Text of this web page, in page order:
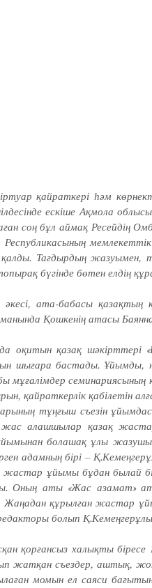
қай­раткері һәм
ескіше Ақмола
соң бұл ай­мақ Ресейдің
Республикасының
Тағдырдың жа­зуымен,
бүгінде бөтен елдің
әкесі, ата-ба­­­басы
Қошкенің атасы
оқитын қазақ шә­кірттері
шығара бастады. Ұйымды,
мұ­ға­­лімдер
қайраткерлік қабілетін
тұңғыш съезін
алаш­шылар қазақ
болашақ ұлы
адамның бірі –
жастар ұйымы бұдан былай
Оның аты «Жас аза­мат»
Жаңадан құ­рылған жастар
болып Қ.Кемеңгерұлы
қорған­сыз халықты
жатқан съез­дер, аштық,
момын ел саяси